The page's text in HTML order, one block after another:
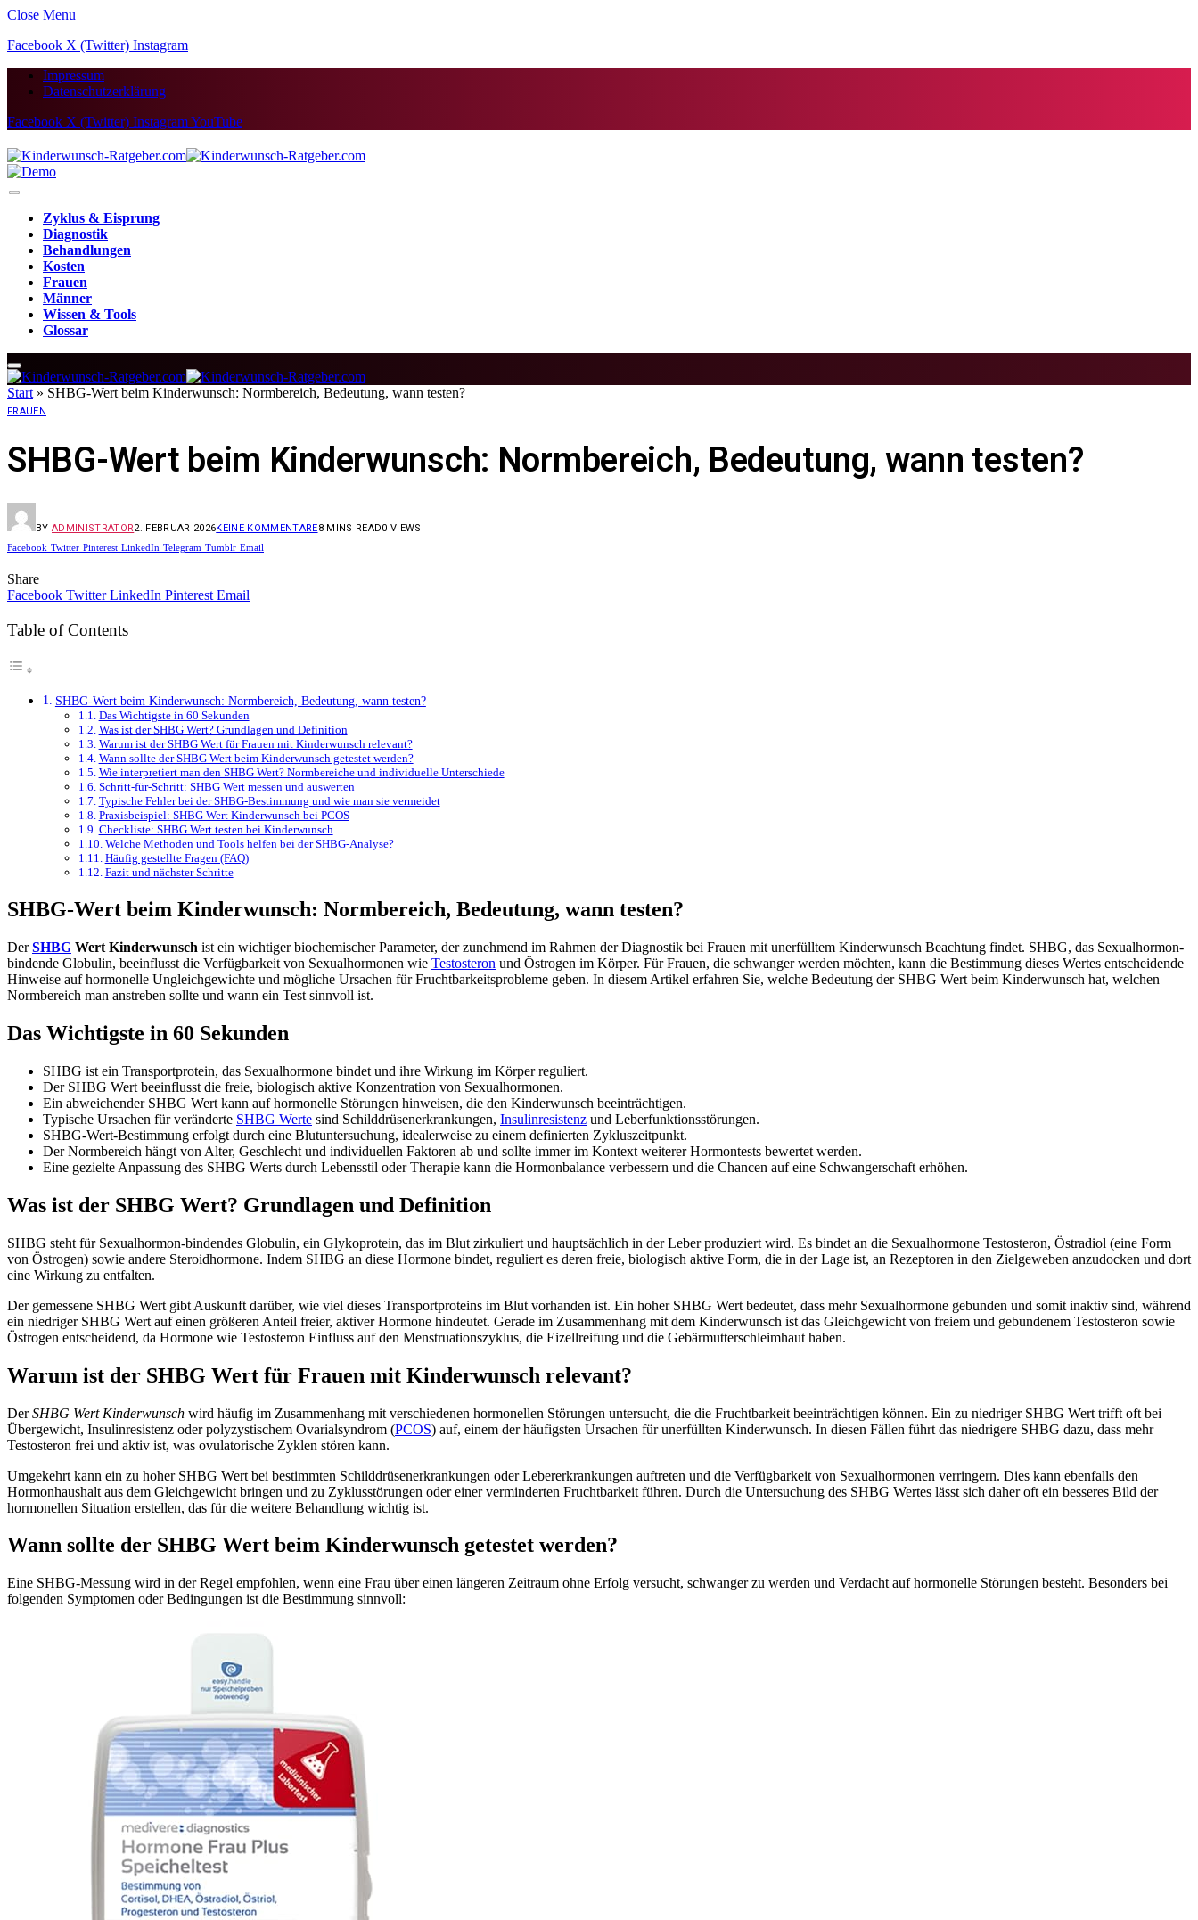
Close Menu
Facebook X (Twitter) Instagram
Impressum
Datenschutzerklärung
Facebook X (Twitter) InstagramYouTube
Zyklus & Eisprung
Diagnostik
Behandlungen
Kosten
Frauen
Männer
Wissen & Tools
Glossar
Start » SHBG-Wert beim Kinderwunsch: Normbereich, Bedeutung, wann testen?
FRAUEN
SHBG-Wert beim Kinderwunsch: Normbereich, Bedeutung, wann testen?
BY ADMINISTRATOR2. FEBRUAR 2026KEINE KOMMENTARE8 MINS READ0 VIEWS
Facebook Twitter Pinterest LinkedIn Telegram Tumblr Email
Share
Facebook Twitter LinkedIn Pinterest Email
Table of Contents
SHBG-Wert beim Kinderwunsch: Normbereich, Bedeutung, wann testen?
Das Wichtigste in 60 Sekunden
Was ist der SHBG Wert? Grundlagen und Definition
Warum ist der SHBG Wert für Frauen mit Kinderwunsch relevant?
Wann sollte der SHBG Wert beim Kinderwunsch getestet werden?
Wie interpretiert man den SHBG Wert? Normbereiche und individuelle Unterschiede
Schritt-für-Schritt: SHBG Wert messen und auswerten
Typische Fehler bei der SHBG-Bestimmung und wie man sie vermeidet
Praxisbeispiel: SHBG Wert Kinderwunsch bei PCOS
Checkliste: SHBG Wert testen bei Kinderwunsch
Welche Methoden und Tools helfen bei der SHBG-Analyse?
Häufig gestellte Fragen (FAQ)
Fazit und nächster Schritte
SHBG-Wert beim Kinderwunsch: Normbereich, Bedeutung, wann testen?
DerSHBG Wert Kinderwunsch ist ein wichtiger biochemischer Parameter, der zunehmend im Rahmen der Diagnostik bei Frauen mit unerfülltem Kinderwunsch Beachtung findet. SHBG, das Sexualhormon-
bindende Globulin, beeinflusst die Verfügbarkeit von Sexualhormonen wie Testosteron und Östrogen im Körper. Für Frauen, die schwanger werden möchten, kann die Bestimmung dieses Wertes entscheidende
Hinweise auf hormonelle Ungleichgewichte und mögliche Ursachen für Fruchtbarkeitsprobleme geben. In diesem Artikel erfahren Sie, welche Bedeutung der SHBG Wert beim Kinderwunsch hat, welchen
Normbereich man anstreben sollte und wann ein Test sinnvoll ist.
Das Wichtigste in 60 Sekunden
SHBG ist ein Transportprotein, das Sexualhormone bindet und ihre Wirkung im Körper reguliert.
Der SHBG Wert beeinflusst die freie, biologisch aktive Konzentration von Sexualhormonen.
Ein abweichender SHBG Wert kann auf hormonelle Störungen hinweisen, die den Kinderwunsch beeinträchtigen.
Typische Ursachen für veränderte SHBG Werte sind Schilddrüsenerkrankungen, Insulinresistenz und Leberfunktionsstörungen.
SHBG-Wert-Bestimmung erfolgt durch eine Blutuntersuchung, idealerweise zu einem definierten Zykluszeitpunkt.
Der Normbereich hängt von Alter, Geschlecht und individuellen Faktoren ab und sollte immer im Kontext weiterer Hormontests bewertet werden.
Eine gezielte Anpassung des SHBG Werts durch Lebensstil oder Therapie kann die Hormonbalance verbessern und die Chancen auf eine Schwangerschaft erhöhen.
Was ist der SHBG Wert? Grundlagen und Definition
SHBG steht für Sexualhormon-bindendes Globulin, ein Glykoprotein, das im Blut zirkuliert und hauptsächlich in der Leber produziert wird. Es bindet an die Sexualhormone Testosteron, Östradiol (eine Form
von Östrogen) sowie andere Steroidhormone. Indem SHBG an diese Hormone bindet, reguliert es deren freie, biologisch aktive Form, die in der Lage ist, an Rezeptoren in den Zielgeweben anzudocken und dort
eine Wirkung zu entfalten.
Der gemessene SHBG Wert gibt Auskunft darüber, wie viel dieses Transportproteins im Blut vorhanden ist. Ein hoher SHBG Wert bedeutet, dass mehr Sexualhormone gebunden und somit inaktiv sind, während
ein niedriger SHBG Wert auf einen größeren Anteil freier, aktiver Hormone hindeutet. Gerade im Zusammenhang mit dem Kinderwunsch ist das Gleichgewicht von freiem und gebundenem Testosteron sowie
Östrogen entscheidend, da Hormone wie Testosteron Einfluss auf den Menstruationszyklus, die Eizellreifung und die Gebärmutterschleimhaut haben.
Warum ist der SHBG Wert für Frauen mit Kinderwunsch relevant?
DerSHBG Wert Kinderwunsch wird häufig im Zusammenhang mit verschiedenen hormonellen Störungen untersucht, die die Fruchtbarkeit beeinträchtigen können. Ein zu niedriger SHBG Wert trifft oft bei
Übergewicht, Insulinresistenz oder polyzystischem Ovarialsyndrom (PCOS) auf, einem der häufigsten Ursachen für unerfüllten Kinderwunsch. In diesen Fällen führt das niedrigere SHBG dazu, dass mehr
Testosteron frei und aktiv ist, was ovulatorische Zyklen stören kann.
Umgekehrt kann ein zu hoher SHBG Wert bei bestimmten Schilddrüsenerkrankungen oder Lebererkrankungen auftreten und die Verfügbarkeit von Sexualhormonen verringern. Dies kann ebenfalls den
Hormonhaushalt aus dem Gleichgewicht bringen und zu Zyklusstörungen oder einer verminderten Fruchtbarkeit führen. Durch die Untersuchung des SHBG Wertes lässt sich daher oft ein besseres Bild der
hormonellen Situation erstellen, das für die weitere Behandlung wichtig ist.
Wann sollte der SHBG Wert beim Kinderwunsch getestet werden?
Eine SHBG-Messung wird in der Regel empfohlen, wenn eine Frau über einen längeren Zeitraum ohne Erfolg versucht, schwanger zu werden und Verdacht auf hormonelle Störungen besteht. Besonders bei
folgenden Symptomen oder Bedingungen ist die Bestimmung sinnvoll: